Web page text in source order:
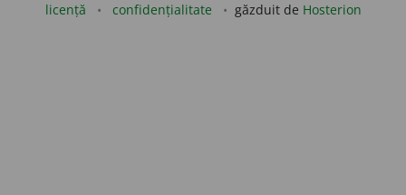
licență confidențialitate găzduit de Hosterion